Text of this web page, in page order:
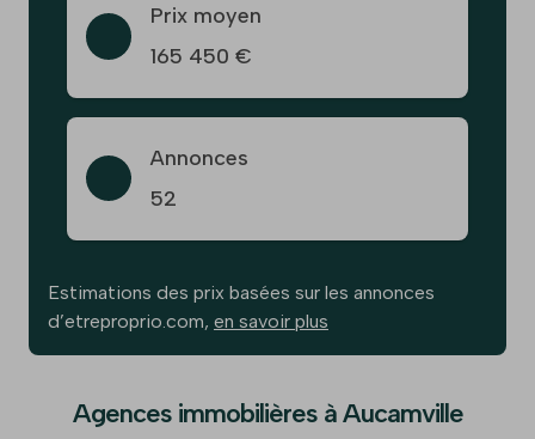
Prix moyen
165 450 €
Annonces
52
Estimations des prix basées sur les annonces
d’etreproprio.com, en savoir plus
Agences immobilières à Aucamville